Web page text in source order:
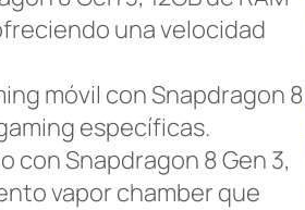
una velocidad
móvil con Snapdragon 8
específicas.
con Snapdragon 8 Gen 3,
vapor chamber que